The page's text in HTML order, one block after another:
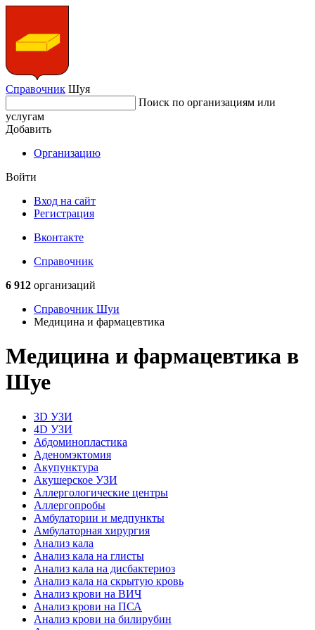
Справочник Шуя
Поиск по организациям или
услугам
Добавить
Организацию
Войти
Вход на сайт
Регистрация
Вконтакте
Справочник
6 912 организаций
Справочник Шуи
Медицина и фармацевтика
Медицина и фармацевтика в
Шуе
3D УЗИ
4D УЗИ
Абдоминопластика
Аденомэктомия
Акупунктура
Акушерское УЗИ
Аллергологические центры
Аллергопробы
Амбулатории и медпункты
Амбулаторная хирургия
Анализ кала
Анализ кала на глисты
Анализ кала на дисбактериоз
Анализ кала на скрытую кровь
Анализ крови на ВИЧ
Анализ крови на ПСА
Анализ крови на билирубин